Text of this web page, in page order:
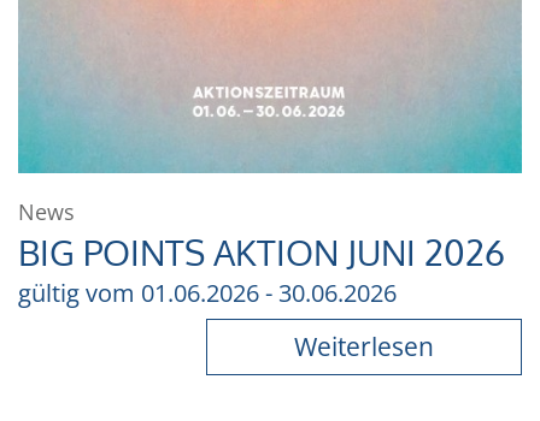
News
BIG POINTS AKTION JUNI 2026
gültig vom 01.06.2026 - 30.06.2026
Weiterlesen